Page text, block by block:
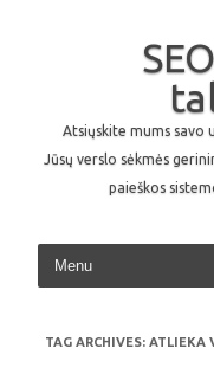
Atsiųskite mums savo
Jūsų verslo sėkmės
paieškos
TAG ARCHIVES: ATLIEKA